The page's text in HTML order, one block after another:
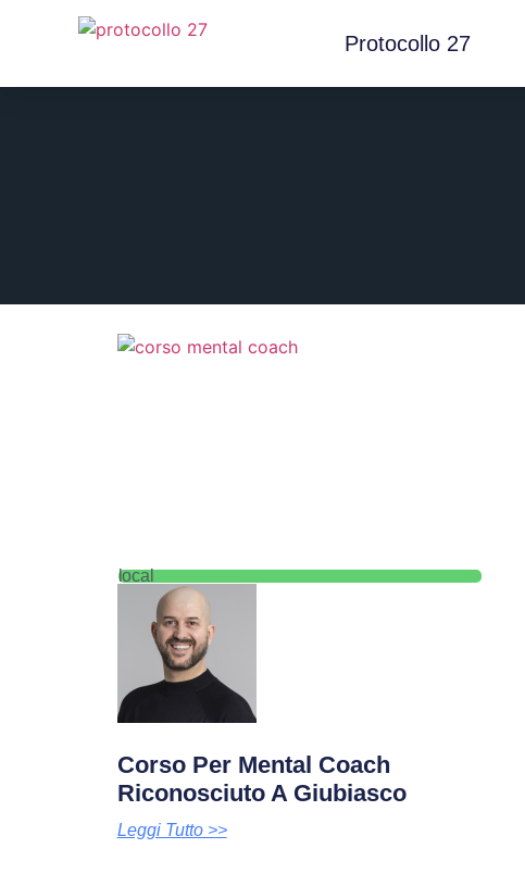
Protocollo 27
local
Corso Per Mental Coach
Riconosciuto A Giubiasco
Leggi Tutto >>